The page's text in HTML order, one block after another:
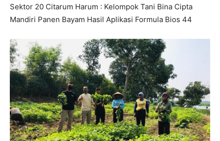
Sektor 20 Citarum Harum : Kelompok Tani Bina Cipta
Mandiri Panen Bayam Hasil Aplikasi Formula Bios 44